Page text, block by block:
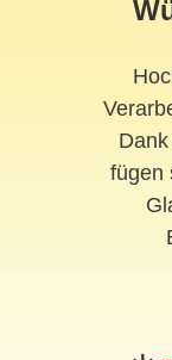
fügen